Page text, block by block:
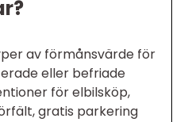
av förmånsvärde för
eller befriade
för elbilsköp,
gratis parkering